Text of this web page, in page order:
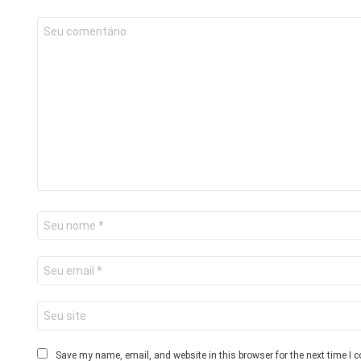
Save my name, email, and website in this browser for the next time I